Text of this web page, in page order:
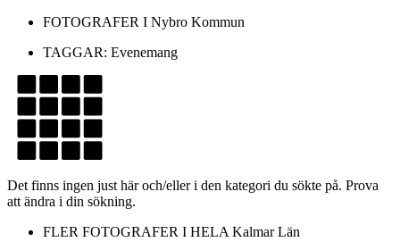
FOTOGRAFER I Nybro Kommun
TAGGAR: Evenemang
Det finns ingen just här och/eller i den kategori du sökte på. Prova
att ändra i din sökning.
FLER FOTOGRAFER I HELA Kalmar Län